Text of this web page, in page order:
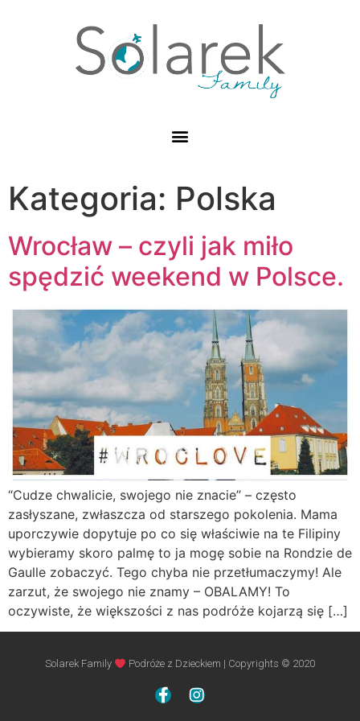
Kategoria: Polska
Wrocław – czyli jak miło
spędzić weekend w Polsce.
“Cudze chwalicie, swojego nie znacie” – często
zasłyszane, zwłaszcza od starszego pokolenia. Mama
uporczywie dopytuje po co się właściwie na te Filipiny
wybieramy skoro palmę to ja mogę sobie na Rondzie de
Gaulle zobaczyć. Tego chyba nie przetłumaczymy! Ale
zarzut, że swojego nie znamy – OBALAMY! To
oczywiste, że większości z nas podróże kojarzą się […]
Solarek Family Podróże z Dzieckiem | Copyrights © 2020